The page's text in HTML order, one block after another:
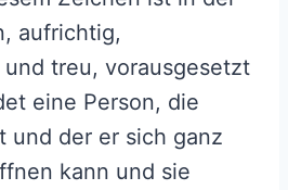
aufrichtig,
treu, vorausgesetzt
eine Person, die
und der er sich ganz
kann und sie